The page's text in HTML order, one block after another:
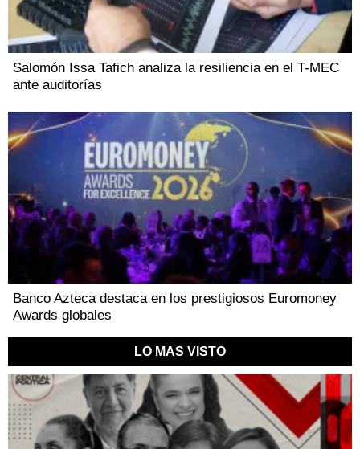
Salomón Issa Tafich analiza la resiliencia en el T-MEC
ante auditorías
Banco Azteca destaca en los prestigiosos Euromoney
Awards globales
LO MAS VISTO